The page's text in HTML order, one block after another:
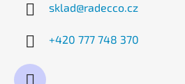
sklad@radecco.cz
+420 777 748 370